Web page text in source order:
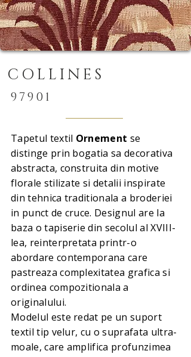
COLLINES
97901
Tapetul textil Ornement se
distinge prin bogatia sa decorativa
abstracta, construita din motive
florale stilizate si detalii inspirate
din tehnica traditionala a broderiei
in punct de cruce. Designul are la
baza o tapiserie din secolul al XVIII-
lea, reinterpretata printr-o
abordare contemporana care
pastreaza complexitatea grafica si
ordinea compozitionala a
originalului.
Modelul este redat pe un suport
textil tip velur, cu o suprafata ultra-
moale, care amplifica profunzimea